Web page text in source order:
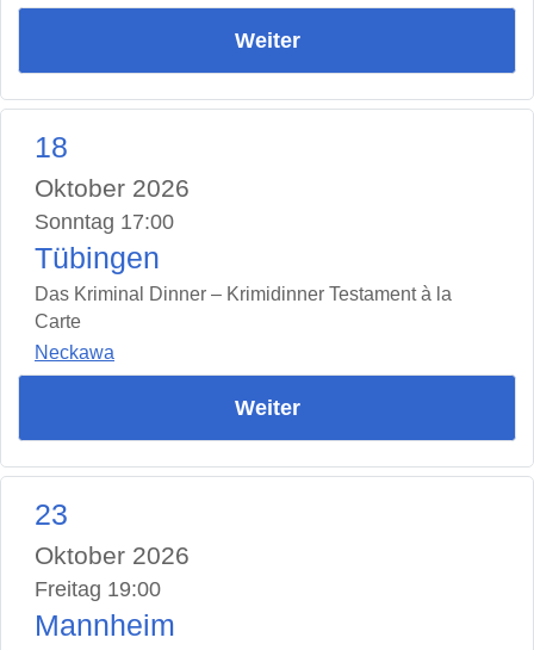
Weiter
18
Oktober 2026
Sonntag 17:00
Tübingen
Das Kriminal Dinner – Krimidinner Testament à la
Carte
Neckawa
Weiter
23
Oktober 2026
Freitag 19:00
Mannheim